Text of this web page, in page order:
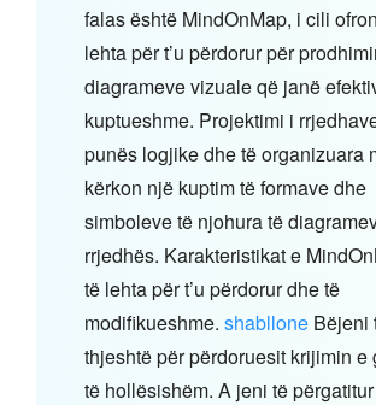
falas është MindOnMap, i cili
lehta për t’u përdorur për
diagrameve vizuale që janë
kuptueshme. Projektimi i
punës logjike dhe të organizuara
kërkon një kuptim të formave dhe
simboleve të njohura të
rrjedhës. Karakteristikat e
të lehta për t’u përdorur dhe të
modifikueshme. shabllone Bëjeni
thjeshtë për përdoruesit krijimin e
të hollësishëm. A jeni të